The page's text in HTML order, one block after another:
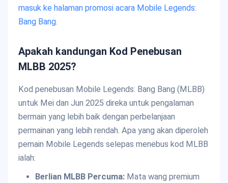
masuk ke halaman promosi acara Mobile Legends:
Bang Bang.
Apakah kandungan Kod Penebusan
MLBB 2025?
Kod penebusan Mobile Legends: Bang Bang (MLBB)
untuk Mei dan Jun 2025 direka untuk pengalaman
bermain yang lebih baik dengan perbelanjaan
permainan yang lebih rendah. Apa yang akan diperoleh
pemain Mobile Legends selepas menebus kod MLBB
ialah:
Berlian MLBB Percuma:Mata wang premium